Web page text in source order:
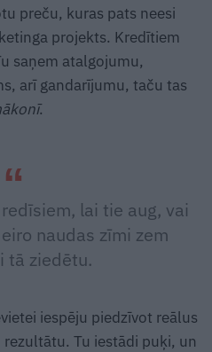
preču, kuras pats neesi
projekts. Kredītiem
saņem atalgojumu,
arī gandarījumu, taču tas
.
lai tie aug, vai
naudas zīmi zem
tā ziedētu.
iespēju piedzīvot reālus
Tu iestādi puķi, un